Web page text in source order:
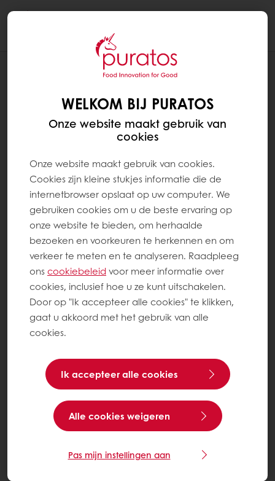
WELKOM BIJ PURATOS
Onze website maakt gebruik van
cookies
Onze website maakt gebruik van cookies.
Cookies zijn kleine stukjes informatie die de
internetbrowser opslaat op uw computer. We
gebruiken cookies om u de beste ervaring op
onze website te bieden, om herhaalde
bezoeken en voorkeuren te herkennen en om
verkeer te meten en te analyseren. Raadpleeg
onscookiebeleid voor meer informatie over
cookies, inclusief hoe u ze kunt uitschakelen.
Door op "Ik accepteer alle cookies" te klikken,
gaat u akkoord met het gebruik van alle
cookies.
Ik accepteer alle cookies
Alle cookies weigeren
Pas mijn instellingen aan